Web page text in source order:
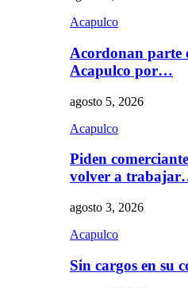
Acapulco
Acordonan parte
Acapulco por…
agosto 5, 2026
Acapulco
Piden
volver a
agosto 3, 2026
Acapulco
Sin cargos en su